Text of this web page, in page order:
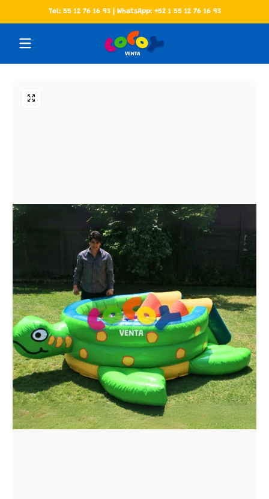
Saltar al contenido
Tel: 55 12 76 16 93 | WhatsApp: +52 1 55 12 76 16 93